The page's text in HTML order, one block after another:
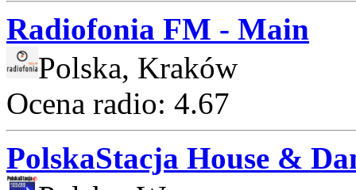
Radiofonia FM - Main
Polska, Kraków
Ocena radio: 4.67
PolskaStacja House &